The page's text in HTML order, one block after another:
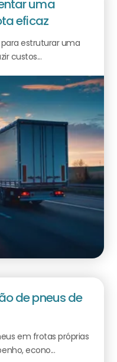
uma
eficaz
para estruturar uma
custos...
de pneus de
em frotas próprias
econo...